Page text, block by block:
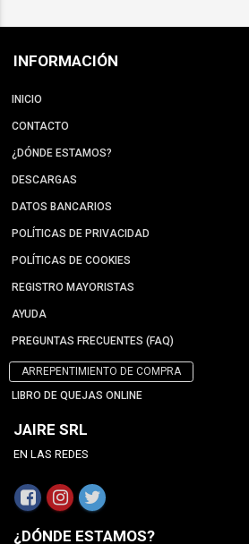
INFORMACIÓN
INICIO
CONTACTO
¿DÓNDE ESTAMOS?
DESCARGAS
DATOS BANCARIOS
POLÍTICAS DE PRIVACIDAD
POLÍTICAS DE COOKIES
REGISTRO MAYORISTAS
AYUDA
PREGUNTAS FRECUENTES (FAQ)
ARREPENTIMIENTO DE COMPRA
LIBRO DE QUEJAS ONLINE
JAIRE SRL
EN LAS REDES
¿DÓNDE ESTAMOS?